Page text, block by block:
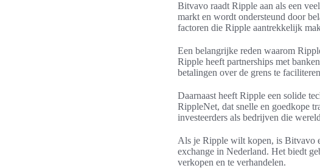
Bitvavo raadt Ripple aan als een
markt en wordt ondersteund door
factoren die Ripple aantrekkelijk
Een belangrijke reden waarom
Ripple heeft partnerships met
betalingen over de grens te
Daarnaast heeft Ripple een solide
RippleNet, dat snelle en goedkope
investeerders als bedrijven die
Als je Ripple wilt kopen, is Bitvavo
exchange in Nederland. Het biedt
verkopen en te verhandelen.